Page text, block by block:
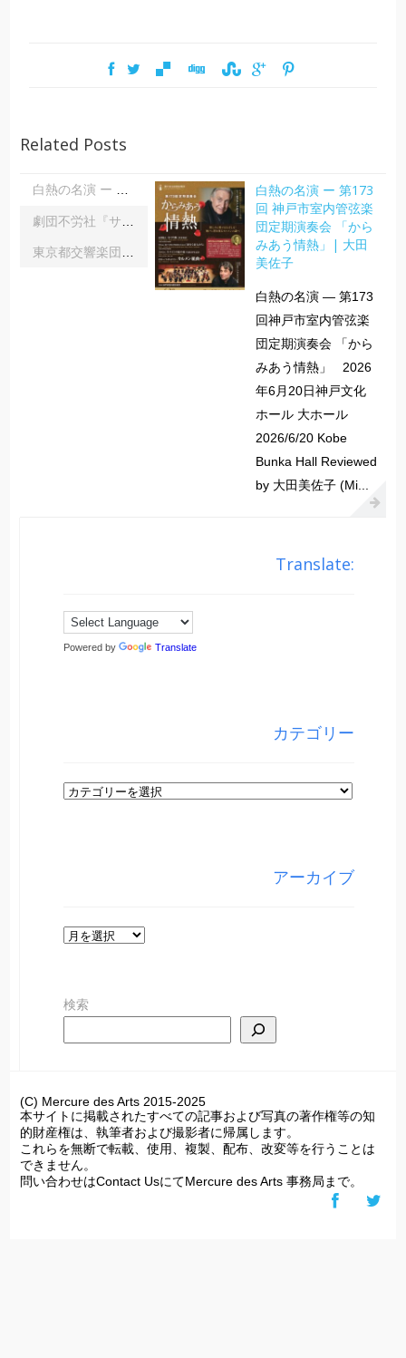
Related Posts
白熱の名演 ー 第173回 神戸市室内管弦楽団定期演奏会 「からみあう情熱」| 大田美佐子
白熱の名演 ー 第173
回 神戸市室内管弦楽
団定期演奏会 「から
みあう情熱」| 大田
美佐子
白熱の名演 ― 第173
回神戸市室内管弦楽
団定期演奏会 「から
みあう情熱」 2026
年6月20日神戸文化
ホール 大ホール
2026/6/20 Kobe
Bunka Hall Reviewed
by 大田美佐子 (Mi...
Translate:
Powered by Translate
カテゴリー
カ
アーカイブ
ア
イ
検索
(C) Mercure des Arts 2015-2025
本サイトに掲載されたすべての記事および写真の著作権等の知
的財産権は、執筆者および撮影者に帰属します。
これらを無断で転載、使用、複製、配布、改変等を行うことは
できません。
問い合わせはContact UsにてMercure des Arts 事務局まで。